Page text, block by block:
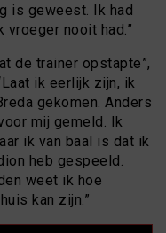
is geweest. Ik had
nooit had.”
de trainer opstapte”,
ik eerlijk zijn, ik
gekomen. Anders
mij gemeld. Ik
ik van baal is dat ik
heb gespeeld.
weet ik hoe
kan zijn.”